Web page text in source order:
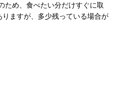
ため、食べたい分だけすぐに取
ますが、多少残っている場合が